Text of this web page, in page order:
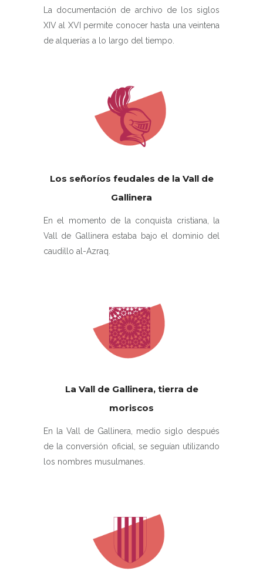
La documentación de archivo de los siglos
XIV al XVI permite conocer hasta una veintena
de alquerías a lo largo del tiempo.
Los señoríos feudales de la Vall de
Gallinera
En el momento de la conquista cristiana, la
Vall de Gallinera estaba bajo el dominio del
caudillo al-Azraq.
La Vall de Gallinera, tierra de
moriscos
En la Vall de Gallinera, medio siglo después
de la conversión oficial, se seguían utilizando
los nombres musulmanes.